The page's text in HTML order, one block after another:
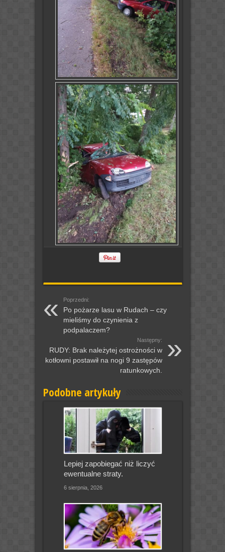
Poprzedni:
Po pożarze lasu w Rudach – czy
mieliśmy do czynienia z
podpalaczem?
Następny:
RUDY: Brak należytej ostrożności w
kotłowni postawił na nogi 9 zastępów
ratunkowych.
Podobne artykuły
Lepiej zapobiegać niż liczyć
ewentualne straty.
6 sierpnia, 2026